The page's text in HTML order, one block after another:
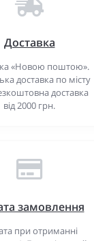
Доставка
«Новою поштою».
доставка по місту
доставка
від 2000 грн.
замовлення
при отриманні